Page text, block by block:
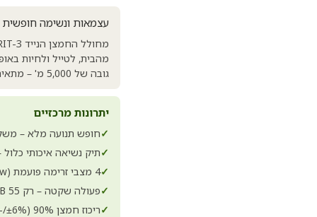
עצמאות ונשימה
גובה של 5,000 מ' – מתאים לטיולים, הליכות, חיי היום-יום ושימוש ביתי.
יתרונות מרכזיים
✓חופש תנועה מלא – משקל קל של 2.4 ק"ג (כולל סוללה),
✓תיק נשיאה איכותי
✓4 מצבי זרימה פועמת (Pulse Flow) – טיפול יעיל ומותאם אישית
✓פעולה שקטה – רק 55 dB, לא יפריע לשגרה או לשינה
✓ריכוז חמצן 90% (±6%/-3%) עם מסנן מולקולרי מתקדם